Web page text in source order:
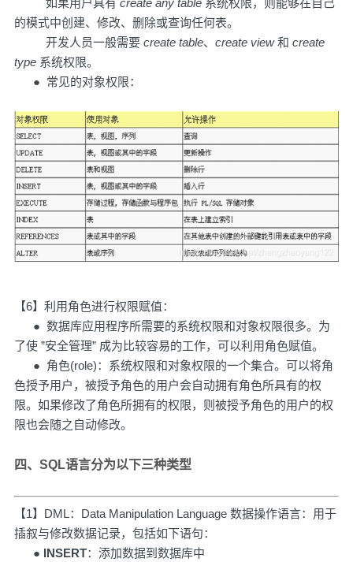
如果用户具有 create any table 系统权限，则能够在自己
的模式中创建、修改、删除或查询任何表。
开发人员一般需要 create table、 create view和 create
type 系统权限。
● 常见的对象权限：
【6】利用角色进行权限赋值：
● 数据库应用程序所需要的系统权限和对象权限很多。为
了使 ”安全管理” 成为比较容易的工作，可以利用角色赋值。
● 角色(role)：系统权限和对象权限的一个集合。可以将角
色授予用户，被授予角色的用户会自动拥有角色所具有的权
限。如果修改了角色所拥有的权限，则被授予角色的用户的权
限也会随之自动修改。
四、SQL语言分为以下三种类型
【1】DML：Data Manipulation Language 数据操作语言：用于
插叙与修改数据记录，包括如下语句：
● INSERT：添加数据到数据库中